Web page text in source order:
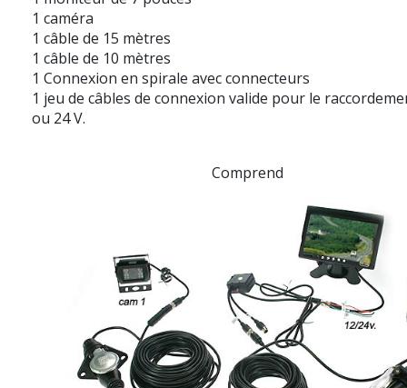
1 caméra
1 câble de 15 mètres
1 câble de 10 mètres
1 Connexion en spirale avec connecteurs
1 jeu de câbles de connexion valide pour le
ou 24 V.
Comprend